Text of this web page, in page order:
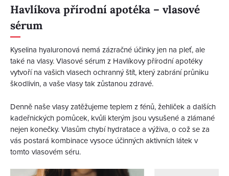
Havlíkova přírodní apotéka – vlasové
sérum
Kyselina hyaluronová nemá zázračné účinky jen na pleť, ale
také na vlasy. Vlasové sérum z Havlíkovy přírodní apotéky
vytvoří na vašich vlasech ochranný štít, který zabrání průniku
škodlivin, a vaše vlasy tak zůstanou zdravé.
Denně naše vlasy zatěžujeme teplem z fénů, žehliček a dalších
kadeřnických pomůcek, kvůli kterým jsou vysušené a zlámané
nejen konečky. Vlasům chybí hydratace a výživa, o což se za
vás postará kombinace vysoce účinných aktivních látek v
tomto vlasovém séru.